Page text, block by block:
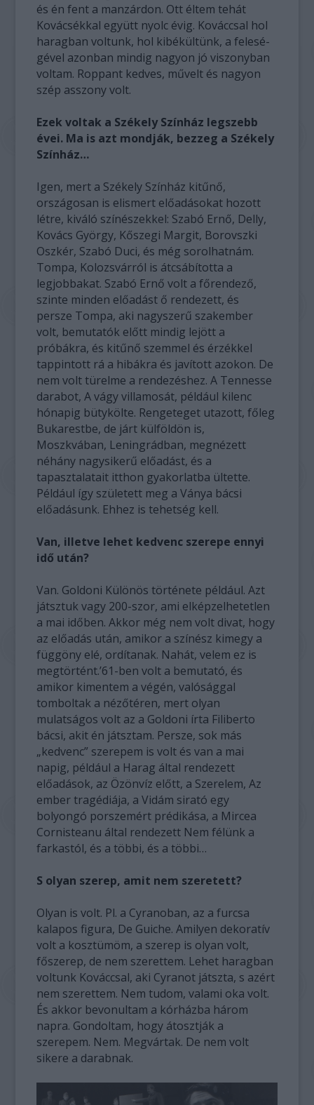
és én fent a manzárdon. Ott éltem tehát
Kovácsékkal együtt nyolc évig. Kováccsal hol
haragban voltunk, hol kibékültünk, a felesé-
gével azonban mindig nagyon jó viszonyban
voltam. Roppant kedves, művelt és nagyon
szép asszony volt.
Ezek voltak a Székely Színház legszebb
évei. Ma is azt mondják, bezzeg a Székely
Színház…
Igen, mert a Székely Színház kitűnő,
országosan is elismert előadásokat hozott
létre, kiváló színészekkel: Szabó Ernő, Delly,
Kovács György, Kőszegi Margit, Borovszki
Oszkér, Szabó Duci, és még sorolhatnám.
Tompa, Kolozsvárról is átcsábította a
legjobbakat. Szabó Ernő volt a főrendező,
szinte minden előadást ő rendezett, és
persze Tompa, aki nagyszerű szakember
volt, bemutatók előtt mindig lejött a
próbákra, és kitűnő szemmel és érzékkel
tappintott rá a hibákra és javított azokon. De
nem volt türelme a rendezéshez. A Tennesse
darabot, A vágy villamosát, például kilenc
hónapig bütykölte. Rengeteget utazott, főleg
Bukarestbe, de járt külföldön is,
Moszkvában, Leningrádban, megnézett
néhány nagysikerű előadást, és a
tapasztalatait itthon gyakorlatba ültette.
Például így született meg a Ványa bácsi
előadásunk. Ehhez is tehetség kell.
Van, illetve lehet kedvenc szerepe ennyi
idő után?
Van. Goldoni Különös története például. Azt
játsztuk vagy 200-szor, ami elképzelhetetlen
a mai időben. Akkor még nem volt divat, hogy
az előadás után, amikor a színész kimegy a
függöny elé, ordítanak. Nahát, velem ez is
megtörtént.’61-ben volt a bemutató, és
amikor kimentem a végén, valósággal
tomboltak a nézőtéren, mert olyan
mulatságos volt az a Goldoni írta Filiberto
bácsi, akit én játsztam. Persze, sok más
„kedvenc” szerepem is volt és van a mai
napig, például a Harag által rendezett
előadások, az Özönvíz előtt, a Szerelem, Az
ember tragédiája, a Vidám sirató egy
bolyongó porszemért prédikása, a Mircea
Cornisteanu által rendezett Nem félünk a
farkastól, és a többi, és a többi…
S olyan szerep, amit nem szeretett?
Olyan is volt. Pl. a Cyranoban, az a furcsa
kalapos figura, De Guiche. Amilyen dekoratív
volt a kosztümöm, a szerep is olyan volt,
főszerep, de nem szerettem. Lehet haragban
voltunk Kováccsal, aki Cyranot játszta, s azért
nem szerettem. Nem tudom, valami oka volt.
És akkor bevonultam a kórházba három
napra. Gondoltam, hogy átosztják a
szerepem. Nem. Megvártak. De nem volt
sikere a darabnak.